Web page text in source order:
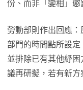
份、而非「變相」懲
勞動部則作出回應
部門的時間點所設定
並排除已有其他紓
議再研擬，若有新方